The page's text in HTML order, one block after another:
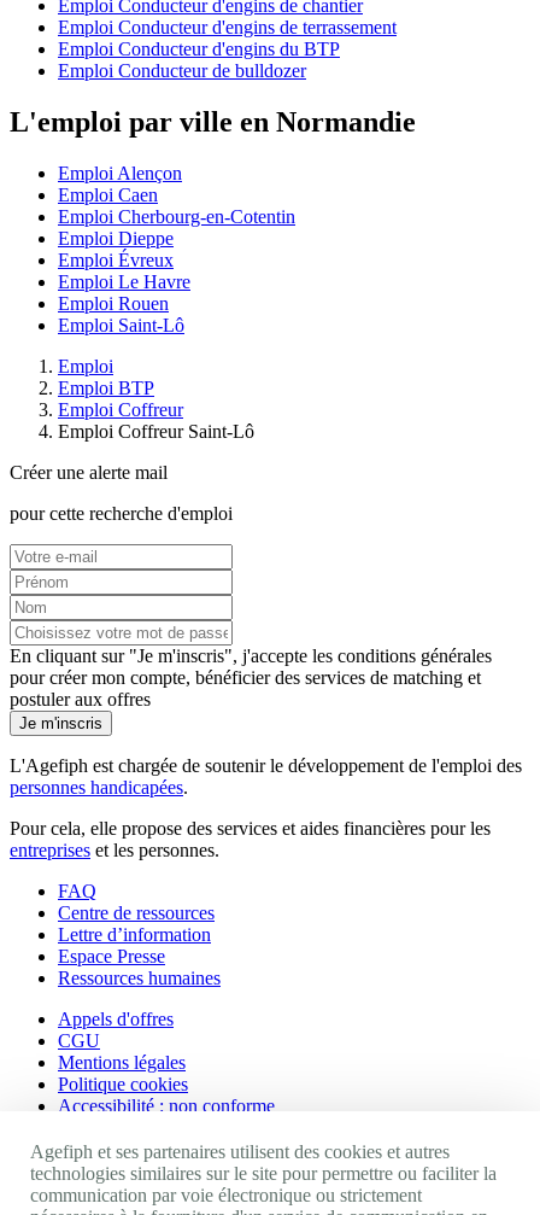
Emploi Conducteur d'engins de chantier
Emploi Conducteur d'engins de terrassement
Emploi Conducteur d'engins du BTP
Emploi Conducteur de bulldozer
L'emploi par ville en Normandie
Emploi Alençon
Emploi Caen
Emploi Cherbourg-en-Cotentin
Emploi Dieppe
Emploi Évreux
Emploi Le Havre
Emploi Rouen
Emploi Saint-Lô
Emploi
Emploi BTP
Emploi Coffreur
Emploi Coffreur Saint-Lô
Créer une alerte mail
pour cette recherche d'emploi
En cliquant sur "Je m'inscris", j'accepte les conditions générales
pour créer mon compte, bénéficier des services de matching et
postuler aux offres
Je m'inscris
L'Agefiph est chargée de soutenir le développement de l'emploi des
personnes handicapées.
Pour cela, elle propose des services et aides financières pour les
entreprises et les personnes.
FAQ
Centre de ressources
Lettre d’information
Espace Presse
Ressources humaines
Appels d'offres
CGU
Mentions légales
Politique cookies
Accessibilité : non conforme
Nos autres sites
Site portail Agefiph
Agefiph et ses partenaires utilisent des cookies et autres
technologies similaires sur le site pour permettre ou faciliter la
communication par voie électronique ou strictement